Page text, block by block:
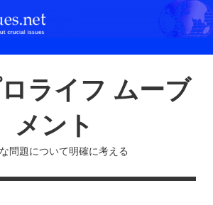
ライフ ムーブ
メント
問題について明確に考える